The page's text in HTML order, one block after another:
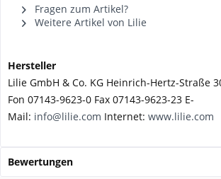
Fragen zum Artikel?
Weitere Artikel von Lilie
Hersteller
Lilie GmbH & Co. KG Heinrich-Hertz-Straße
Fon 07143-9623-0 Fax 07143-9623-23 E-
Mail: info@lilie.com Internet: www.lilie.com
Bewertungen